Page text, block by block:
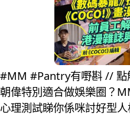
#MM #Pantry有嘢斟 // 點
朝偉特別適合做娛樂圈？
心理測試睇你係咪討好型